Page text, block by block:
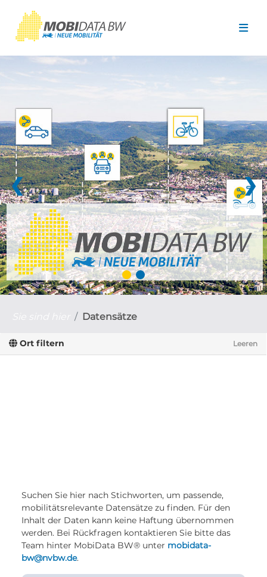
❮ ❯
Datensätze
Ort filtern Leeren
Suchen Sie hier nach Stichworten, um passende,
mobilitätsrelevante Datensätze zu finden. Für den
Inhalt der Daten kann keine Haftung übernommen
werden. Bei Rückfragen kontaktieren Sie bitte das
Team hinter MobiData BW® unter mobidata-
bw@nvbw.de.